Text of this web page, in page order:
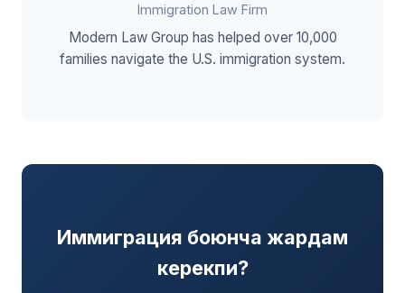
Immigration Law Firm
Modern Law Group has helped over 10,000
families navigate the U.S. immigration system.
Иммиграция боюнча жардам
керекпи?